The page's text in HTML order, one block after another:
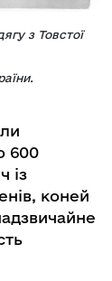
з Товстої
600
із
коней